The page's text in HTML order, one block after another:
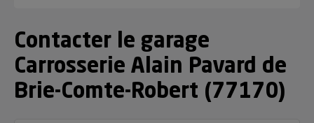
Contacter le garage
Carrosserie Alain Pavard de
Brie-Comte-Robert (77170)